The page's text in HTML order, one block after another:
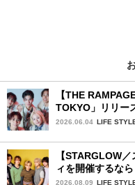
【THE
TOKYO」リリー
バー、男らしいな
2026.06.04 LIFE
【STARGLOW
ィを開催するな
リース記念インタ
2026.08.09 LIFE